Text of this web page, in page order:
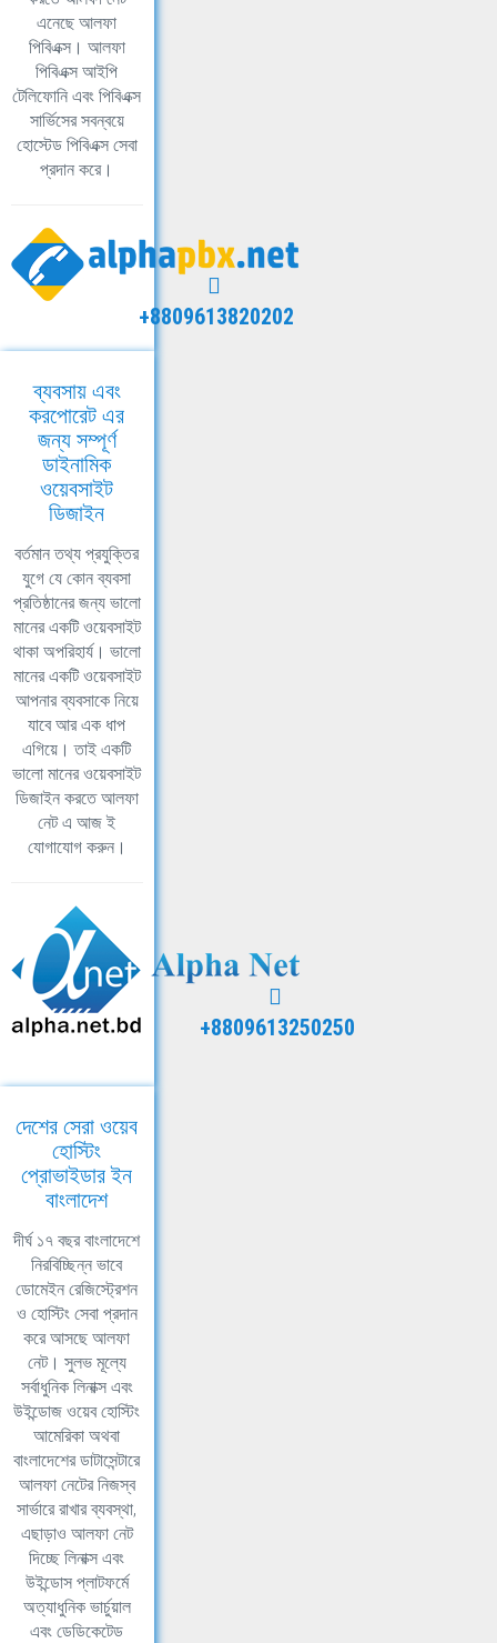
এনেছে আলফা
পিবিএক্স। আলফা
পিবিএক্স আইপি
টেলিফোনি এবং পিবিএক্স
সার্ভিসের সবন্বয়ে
হোস্টেড পিবিএক্স সেবা
প্রদান করে।
+8809613820202
ব্যবসায় এবং
করপোরেট এর
জন্য সম্পূর্ণ
ডাইনামিক
ওয়েবসাইট
ডিজাইন
বর্তমান তথ্য প্রযুক্তির
যুগে যে কোন ব্যবসা
প্রতিষ্ঠানের জন্য ভালো
মানের একটি ওয়েবসাইট
থাকা অপরিহার্য। ভালো
মানের একটি ওয়েবসাইট
আপনার ব্যবসাকে নিয়ে
যাবে আর এক ধাপ
এগিয়ে। তাই একটি
ভালো মানের ওয়েবসাইট
ডিজাইন করতে আলফা
নেট এ আজ ই
যোগাযোগ করুন।
+8809613250250
দেশের সেরা ওয়েব
হোস্টিং
প্রোভাইডার ইন
বাংলাদেশ
দীর্ঘ ১৭ বছর বাংলাদেশে
নিরবিচ্ছিন্ন ভাবে
ডোমেইন রেজিস্ট্রেশন
ও হোস্টিং সেবা প্রদান
করে আসছে আলফা
নেট। সুলভ মূল্যে
সর্বাধুনিক লিনাক্স এবং
উইন্ডোজ ওয়েব হোস্টিং
আমেরিকা অথবা
বাংলাদেশের ডাটাসেন্টারে
আলফা নেটের নিজস্ব
সার্ভারে রাখার ব্যবস্থা,
এছাড়াও আলফা নেট
দিচ্ছে লিনাক্স এবং
উইন্ডোস প্লাটফর্মে
অত্যাধুনিক ভার্চুয়াল
এবং ডেডিকেটেড